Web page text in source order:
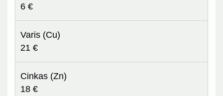
6 €
Varis (Cu)
21 €
Cinkas (Zn)
18 €